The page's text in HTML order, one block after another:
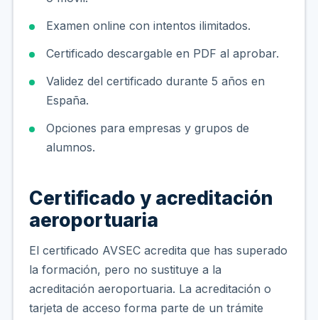
Examen online con intentos ilimitados.
Certificado descargable en PDF al aprobar.
Validez del certificado durante 5 años en
España.
Opciones para empresas y grupos de
alumnos.
Certificado y acreditación
aeroportuaria
El certificado AVSEC acredita que has superado
la formación, pero no sustituye a la
acreditación aeroportuaria. La acreditación o
tarjeta de acceso forma parte de un trámite